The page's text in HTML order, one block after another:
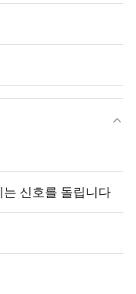
는 신호를 돌립니다